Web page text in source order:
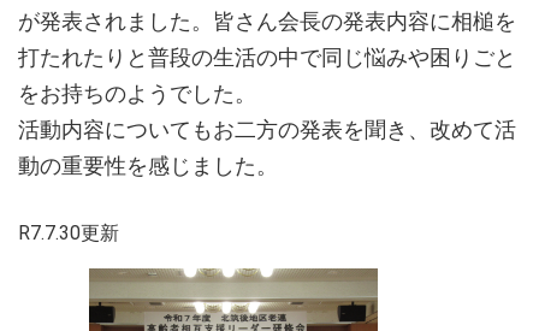
が発表されました。皆さん会長の発表内容に相槌を
打たれたりと普段の生活の中で同じ悩みや困りごと
をお持ちのようでした。
活動内容についてもお二方の発表を聞き、 改めて活
動の重要性を感じました。
R7.7.30更新